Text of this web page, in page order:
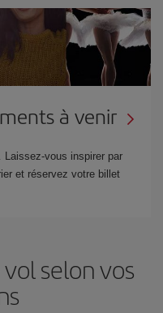
à venir
vous inspirer par
et réservez votre billet
selon vos